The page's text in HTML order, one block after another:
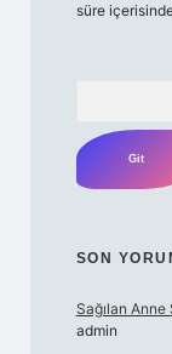
süre
SON
Sağılan
admin